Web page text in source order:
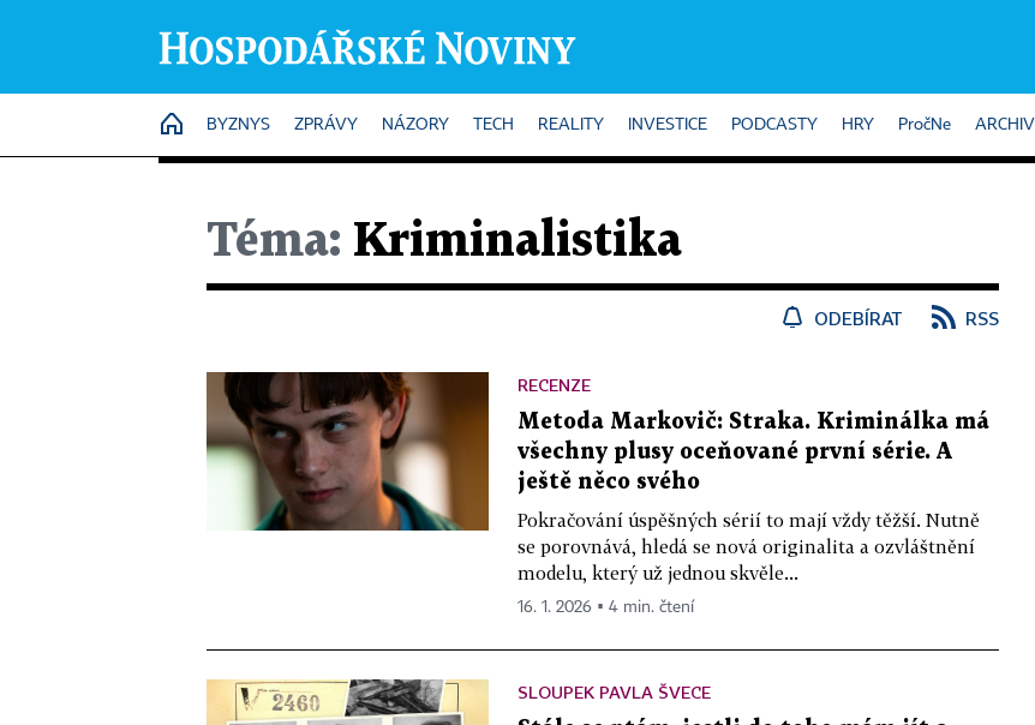
HOME
BYZNYS ZPRÁVY NÁZORY TECH REALITY INVESTICE PODCASTY HRY PročNe ARCHIV
Téma: Kriminalistika
ODEBÍRAT RSS
RECENZE
Metoda Markovič: Straka. Kriminálka má
všechny plusy oceňované první série. A
ještě něco svého
Pokračování úspěšných sérií to mají vždy těžší. Nutně
se porovnává, hledá se nová originalita a ozvláštnění
modelu, který už jednou skvěle...
16. 1. 2026 ▪ 4 min. čtení
SLOUPEK PAVLA ŠVECE